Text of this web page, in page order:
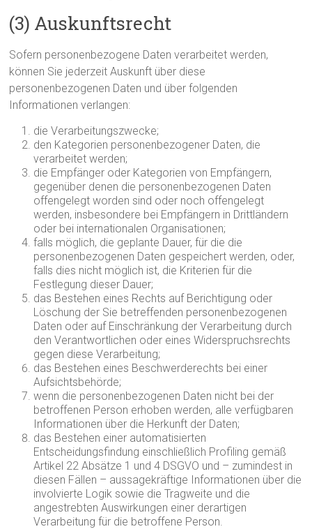
(3) Auskunftsrecht
Sofern personenbezogene Daten verarbeitet werden,
können Sie jederzeit Auskunft über diese
personenbezogenen Daten und über folgenden
Informationen verlangen:
die Verarbeitungszwecke;
den Kategorien personenbezogener Daten, die
verarbeitet werden;
die Empfänger oder Kategorien von Empfängern,
gegenüber denen die personenbezogenen Daten
offengelegt worden sind oder noch offengelegt
werden, insbesondere bei Empfängern in Drittländern
oder bei internationalen Organisationen;
falls möglich, die geplante Dauer, für die die
personenbezogenen Daten gespeichert werden, oder,
falls dies nicht möglich ist, die Kriterien für die
Festlegung dieser Dauer;
das Bestehen eines Rechts auf Berichtigung oder
Löschung der Sie betreffenden personenbezogenen
Daten oder auf Einschränkung der Verarbeitung durch
den Verantwortlichen oder eines Widerspruchsrechts
gegen diese Verarbeitung;
das Bestehen eines Beschwerderechts bei einer
Aufsichtsbehörde;
wenn die personenbezogenen Daten nicht bei der
betroffenen Person erhoben werden, alle verfügbaren
Informationen über die Herkunft der Daten;
das Bestehen einer automatisierten
Entscheidungsfindung einschließlich Profiling gemäß
Artikel 22 Absätze 1 und 4 DSGVO und – zumindest in
diesen Fällen – aussagekräftige Informationen über die
involvierte Logik sowie die Tragweite und die
angestrebten Auswirkungen einer derartigen
Verarbeitung für die betroffene Person.